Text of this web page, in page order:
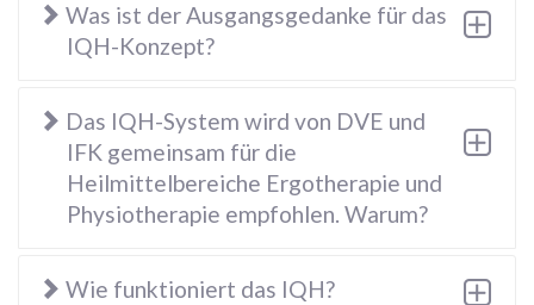
Was ist der Ausgangsgedanke für das
IQH-Konzept?
Das IQH-System wird von DVE und
IFK gemeinsam für die
Heilmittelbereiche Ergotherapie und
Physiotherapie empfohlen. Warum?
Wie funktioniert das IQH?